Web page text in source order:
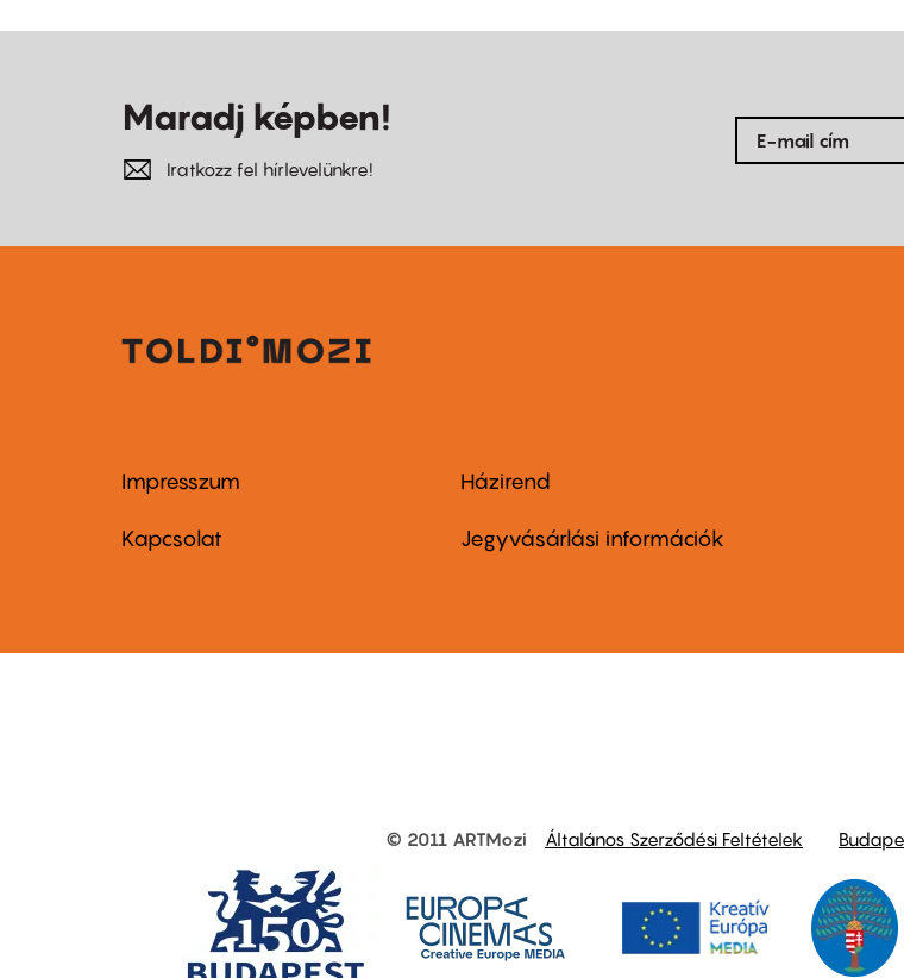
Maradj képben!
Iratkozz fel hírlevelünkre!
Footer
menu
Impresszum
Kapcsolat
Footer
menu
Házirend
Jegyvásárlási információk
other
© 2011 ARTMozi Általános Szerződési Feltételek